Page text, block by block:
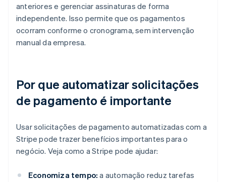
anteriores e gerenciar assinaturas de forma
independente. Isso permite que os pagamentos
ocorram conforme o cronograma, sem intervenção
manual da empresa.
Por que automatizar solicitações
de pagamento é importante
Usar solicitações de pagamento automatizadas com a
Stripe pode trazer benefícios importantes para o
negócio. Veja como a Stripe pode ajudar:
Economiza tempo: a automação reduz tarefas